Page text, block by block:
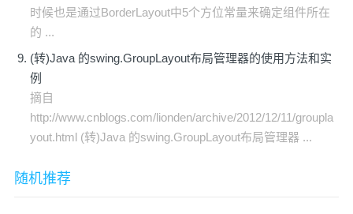
时候也是通过BorderLayout中5个方位常量来确定组件所在
的 ...
(转)Java 的swing.GroupLayout布局管理器的使用方法和实
例
摘自
http://www.cnblogs.com/lionden/archive/2012/12/11/groupla
yout.html (转)Java 的swing.GroupLayout布局管理器 ...
随机推荐